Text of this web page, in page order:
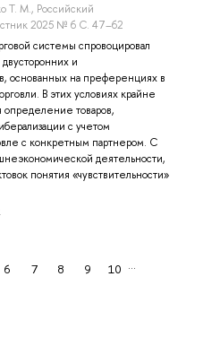
Т. М., Российский
2025 № 6 С. 47–62
системы спровоцировал
и
основанных на преференциях в
В этих условиях крайне
товаров,
с учетом
с конкретным партнером. С
деятельности,
понятия «чувствительности»
6 7 8 9 10 …